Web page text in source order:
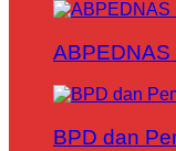
BPD dan